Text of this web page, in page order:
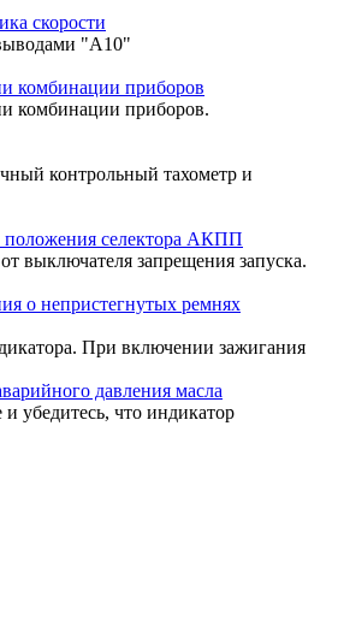
скорости
"А10"
комбинации приборов
комбинации приборов.
контроль­ный тахометр и
положения селектора АКПП
выключате­ля запрещения запуска.
о непристегнутых ремнях
При включении зажигания
давления масла
убедитесь, что индикатор